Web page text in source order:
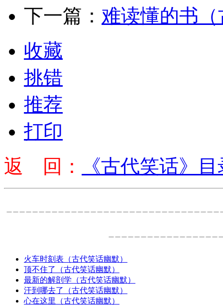
下一篇： 难读懂的书
收藏
挑错
推荐
打印
返 回：
《古代笑话》
火车时刻表（古代笑话幽默）
顶不住了（古代笑话幽默）
最新的解剖学（古代笑话幽默）
汗到哪去了（古代笑话幽默）
心在这里（古代笑话幽默）